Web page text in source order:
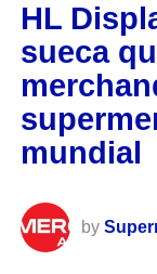
HL
sueca
mundial
by